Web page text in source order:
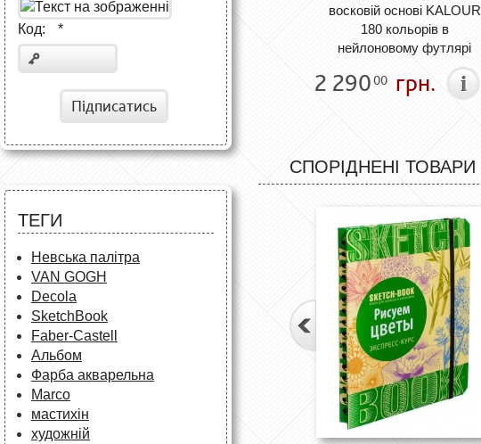
Код: *
Підписатись
ТЕГИ
Невська палітра
VAN GOGH
Decola
SketchBook
Faber-Castell
Альбом
Фарба акварельна
Marco
мастихін
художній
восковій основі KALOUR
180 кольорів в
нейлоновому футлярі
2 29000 грн.
СПОРІДНЕНІ ТОВАРИ